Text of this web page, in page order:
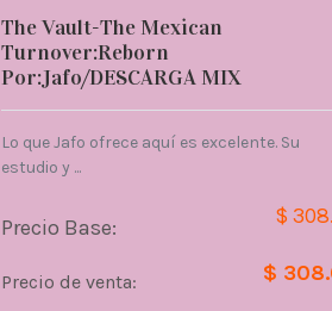
The Vault-The Mexican
Turnover:Reborn
Por:Jafo/DESCARGA MIX
Lo que Jafo ofrece aquí es excelente. Su
estudio y ...
Precio Base: $
Precio de venta: $